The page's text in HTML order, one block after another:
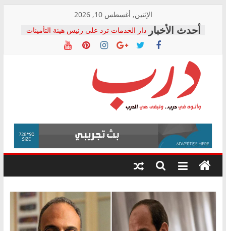
content
الإثنين, أغسطس 10, 2026
دار الخدمات ترد على رئيس هيئة التأمينات
بعد مؤتمره الصحفي: إنكار الأزمة لا ينهي
معاناة أصحاب المعاشات.. ونطالب بكشف
فرحات سليمان يكتب: القطاع الصحي إلى
أين؟
حزب التحالف الشعبي يطلق لجنة “الحق
في الصحة” بالإسكندرية لرصد الانتهاكات
ودعم المرضى
الوزاري لمدينة الصحفيين.. وانتهاء أعمال
إنشاء المبنى الإداري
المجلس القومي لحقوق الإنسان يعلن
متابعة قضية الدكتور محمد زهران.. ويؤكد:
قرينة البراءة وضمانات المحاكمة العادلة
درب
وأتوه
درب..
وتبقى
هي